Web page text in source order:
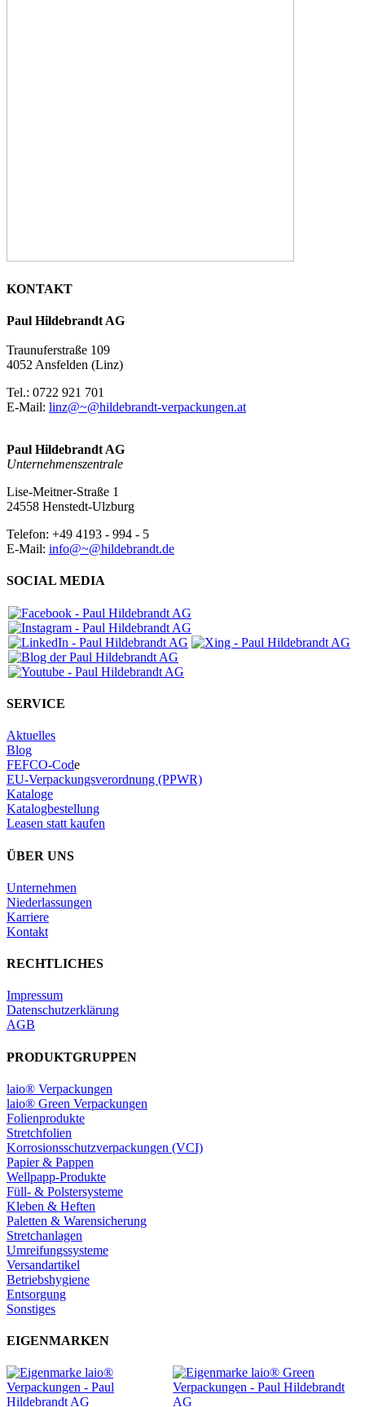
KONTAKT
Paul Hildebrandt AG
Traunuferstraße 109
4052 Ansfelden (Linz)
Tel.: 0722 921 701
E-Mail: linz@~@hildebrandt-verpackungen.at
Paul Hildebrandt AG
Unternehmenszentrale
Lise-Meitner-Straße 1
24558 Henstedt-Ulzburg
Telefon: +49 4193 - 994 - 5
E-Mail: info@~@hildebrandt.de
SOCIAL MEDIA
SERVICE
Aktuelles
Blog
FEFCO-Code
EU-Verpackungsverordnung (PPWR)
Kataloge
Katalogbestellung
Leasen statt kaufen
ÜBER UNS
Unternehmen
Niederlassungen
Karriere
Kontakt
RECHTLICHES
Impressum
Datenschutzerklärung
AGB
PRODUKTGRUPPEN
laio® Verpackungen
laio® Green Verpackungen
Folienprodukte
Stretchfolien
Korrosionsschutzverpackungen (VCI)
Papier & Pappen
Wellpapp-Produkte
Füll- & Polstersysteme
Kleben & Heften
Paletten & Warensicherung
Stretchanlagen
Umreifungssysteme
Versandartikel
Betriebshygiene
Entsorgung
Sonstiges
EIGENMARKEN